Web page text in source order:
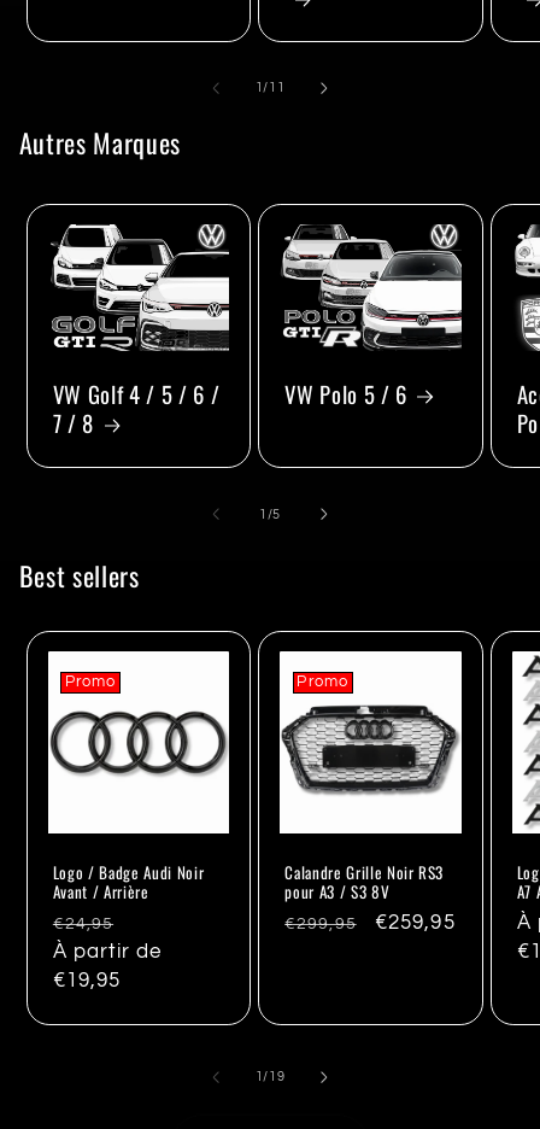
1/de
11
Autres Marques
VW Golf 4 / 5 / 6 /
7 / 8
VW Polo 5 / 6
1 /de
5
Best sellers
Promo
Logo / Badge Audi Noir
Avant / Arrière
Prix
habituel
€24,95
À partir de
€19,95
Promo
Calandre Grille Noir RS3
pour A3 / S3 8V
Prix
€299,95 Promo
€259,95
A7
À
1/de
19